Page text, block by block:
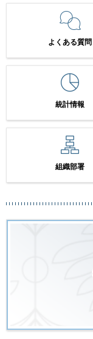
よくある質問
統計情報
組織部署